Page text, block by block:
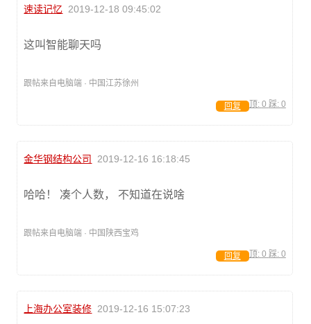
速读记忆 2019-12-18 09:45:02
这叫智能聊天吗
跟帖来自电脑端 · 中国江苏徐州
顶: 0 踩: 0
回复
金华钢结构公司 2019-12-16 16:18:45
哈哈！ 凑个人数， 不知道在说啥
跟帖来自电脑端 · 中国陕西宝鸡
顶: 0 踩: 0
回复
上海办公室装修 2019-12-16 15:07:23